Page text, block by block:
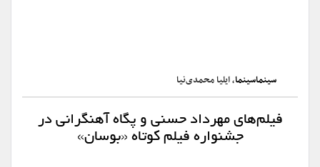
سینماسینما، ایلیا محمدی‌نیا
فیلم‌های مهرداد حسنی و پگاه آهنگرانی در
جشنواره فیلم کوتاه «بوسان»